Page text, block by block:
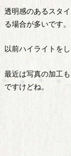
透明感のあるスタ
る場合が多いです。
以前ハイライトをし
最近は写真の加工
ですけどね。